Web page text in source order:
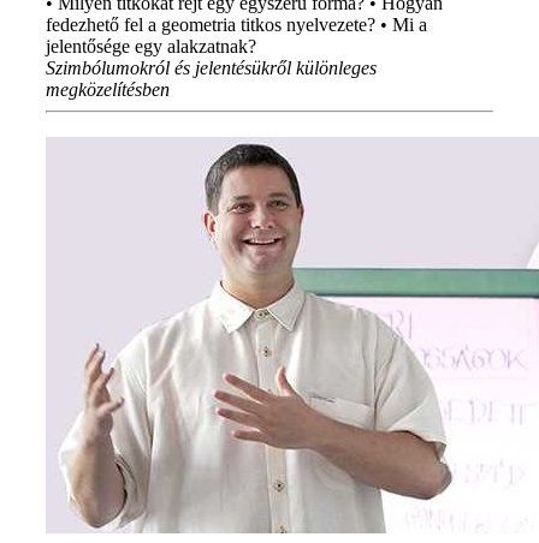
fedezhető fel a geometria titkos nyelvezete? • Mi a
jelentősége egy alakzatnak?
Szimbólumokról és jelentésükről különleges
megközelítésben